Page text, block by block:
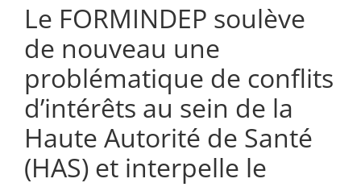
Le FORMINDEP soulève
de nouveau une
problématique de conflits
d’intérêts au sein de la
Haute Autorité de Santé
(HAS) et interpelle le